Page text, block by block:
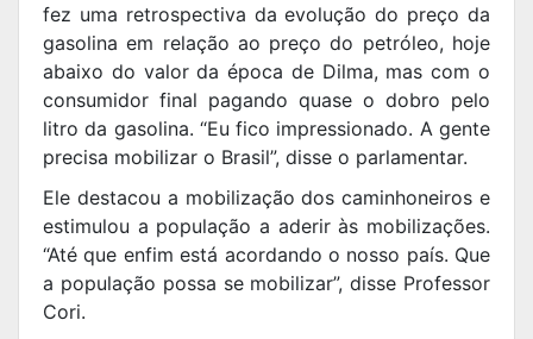
fez uma retrospectiva da evolução do preço da
gasolina em relação ao preço do petróleo, hoje
abaixo do valor da época de Dilma, mas com o
consumidor final pagando quase o dobro pelo
litro da gasolina. “Eu fico impressionado. A gente
precisa mobilizar o Brasil”, disse o parlamentar.
Ele destacou a mobilização dos caminhoneiros e
estimulou a população a aderir às mobilizações.
“Até que enfim está acordando o nosso país. Que
a população possa se mobilizar”, disse Professor
Cori.